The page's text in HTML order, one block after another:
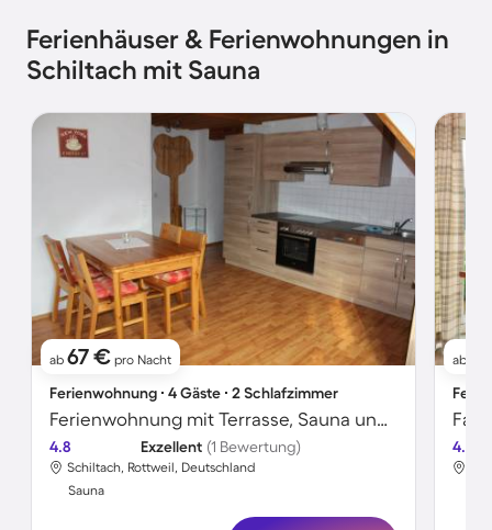
Ferienhäuser & Ferienwohnungen in
Schiltach mit Sauna
ab 67 € pro Nacht
Ferienwohnung ∙ 4 Gäste ∙ 2 Schlafzimmer
Ferienwohnung mit Terrasse, Sauna und Garten
4.8 Exzellent (1 Bewertung)
Schiltach, Rottweil, Deutschland
Sauna
ab
4.0